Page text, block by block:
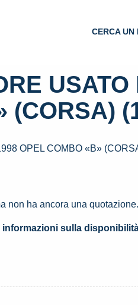
CERCA UN
(CORSA)
OPEL COMBO «B»
non ha ancora una
sulla